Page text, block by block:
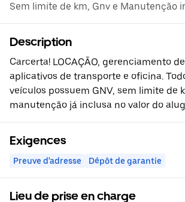
Sem limite de km, Gnv e Manutenção
Description
Carcerta! LOCAÇÃO, gerenciamento
aplicativos de transporte e oficina.
veículos possuem GNV, sem limite de
manutenção já inclusa no valor do
Exigences
Preuve d'adresse Dépôt de garantie
Lieu de prise en charge